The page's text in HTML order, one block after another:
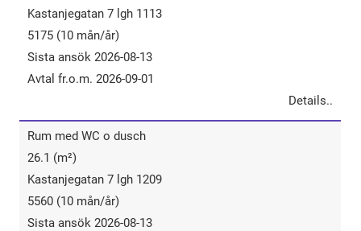
Kastanjegatan 7 lgh 1113
5175 (10 mån/år)
Sista ansök 2026-08-13
Avtal fr.o.m. 2026-09-01
Details..
Rum​ ​med​ ​WC​ o ​dusch
26.1 (m²)
Kastanjegatan 7 lgh 1209
5560 (10 mån/år)
Sista ansök 2026-08-13